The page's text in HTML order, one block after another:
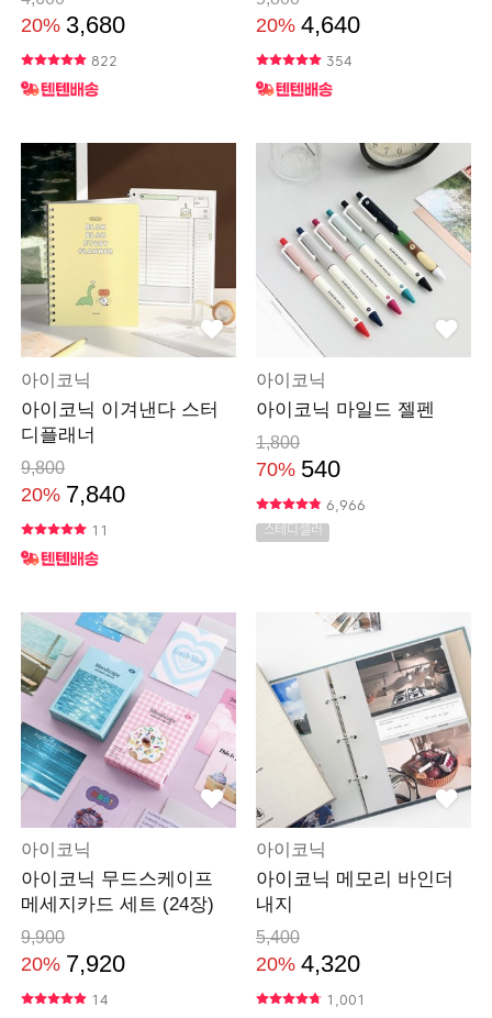
20% 3,680
822
20% 4,640
354
아이코닉
아이코닉 이겨낸다 스터
디플래너
9,800
20% 7,840
11
아이코닉
아이코닉 마일드 젤펜
1,800
70% 540
6,966
스테디셀러
아이코닉
아이코닉 무드스케이프
메세지카드 세트 (24장)
9,900
20% 7,920
14
아이코닉
아이코닉 메모리 바인더
내지
5,400
20% 4,320
1,001